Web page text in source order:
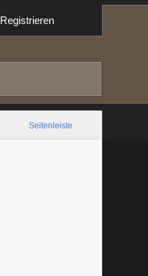
Registrieren
Seitenleiste